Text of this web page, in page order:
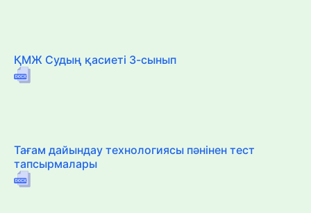
ҚМЖ Судың қасиеті 3-сынып
Тағам дайындау технологиясы пәнінен тест
тапсырмалары